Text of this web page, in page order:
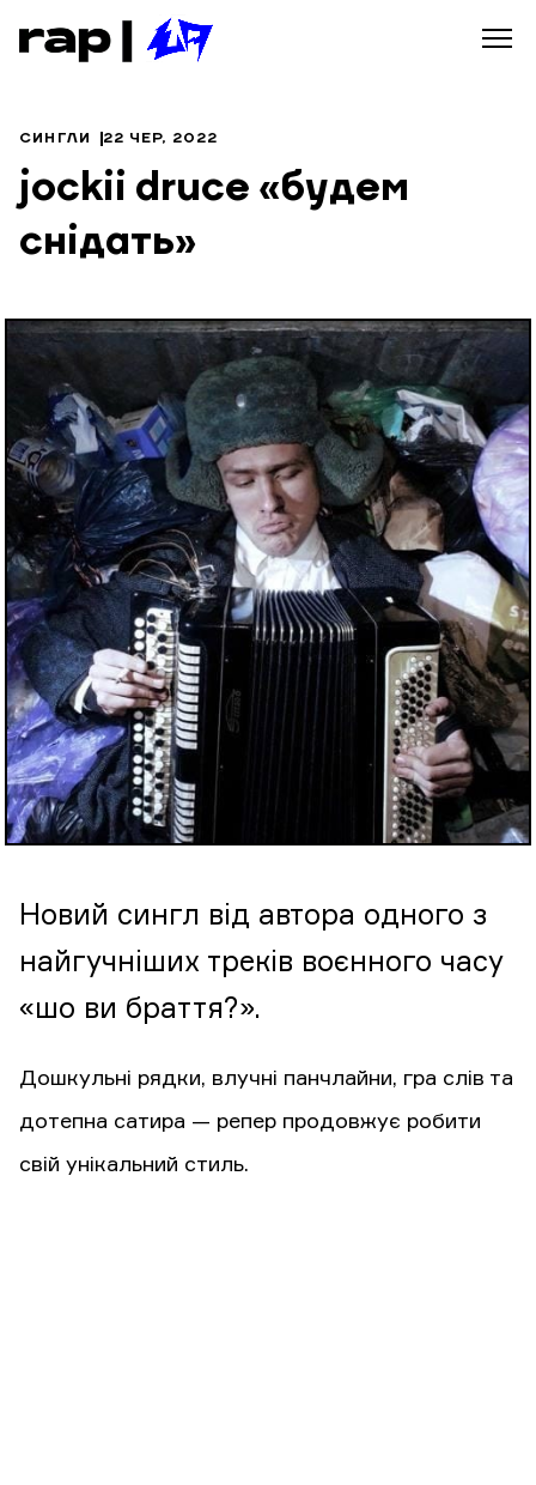
СИНГЛИ 22 ЧЕР, 2022
jockii druce «будем
снідать»
Новий сингл від автора одного з
найгучніших треків воєнного часу
«шо ви браття?».
Дошкульні рядки, влучні панчлайни, гра слів та
дотепна сатира — репер продовжує робити
свій унікальний стиль.